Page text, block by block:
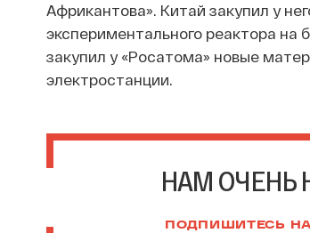
Африкантова». Китай закупил у
экспериментального реактора
закупил у «Росатома» новые
электростанции.
НАМ
ПОДПИШИТЕСЬ